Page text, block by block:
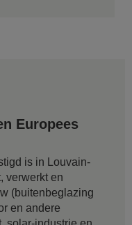
Europees
is in Louvain-
verwerkt en
(buitenbeglazing
en andere